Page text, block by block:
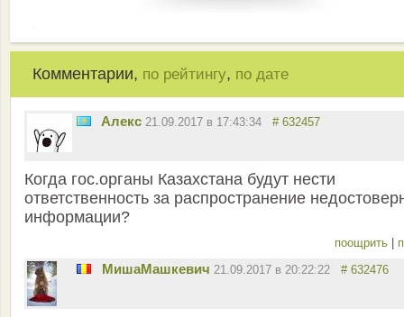
Комментарии, по рейтингу, по дате
Aлекс 21.09.2017 в 17:43:34 # 632457
Когда гос.органы Казахстана будут нести
ответственность за распространение
информации?
поощрить
MишаМашкевич 21.09.2017 в 20:22:22 # 632476